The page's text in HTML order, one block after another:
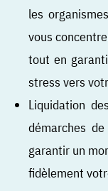
les
vous
tout en
stress vers
Liquidation
démarches
garantir un
fidèlement